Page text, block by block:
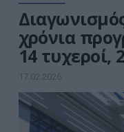
χρόνια
14 τυχεροί,
17.02.2026